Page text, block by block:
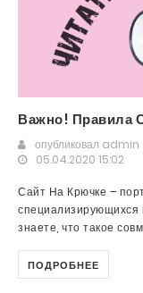
Важно! Правила
опубликовал admin
05.04.2020 15:02
Сайт На Крючке –
специализирующихся
знаете, что такое
ПОДРОБНЕЕ